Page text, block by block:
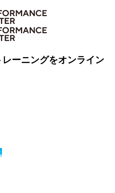
ーニングをオンライン